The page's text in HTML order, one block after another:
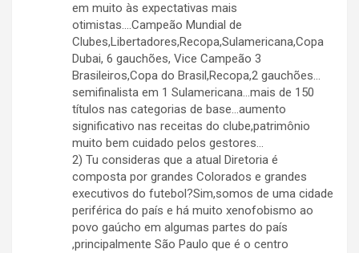
em muito às expectativas mais
otimistas….Campeão Mundial de
Clubes,Libertadores,Recopa,Sulamericana,Copa
Dubai, 6 gauchões, Vice Campeão 3
Brasileiros,Copa do Brasil,Recopa,2 gauchões…
semifinalista em 1 Sulamericana…mais de 150
títulos nas categorias de base…aumento
significativo nas receitas do clube,patrimônio
muito bem cuidado pelos gestores…
2) Tu consideras que a atual Diretoria é
composta por grandes Colorados e grandes
executivos do futebol?Sim,somos de uma cidade
periférica do país e há muito xenofobismo ao
povo gaúcho em algumas partes do país
,principalmente São Paulo que é o centro